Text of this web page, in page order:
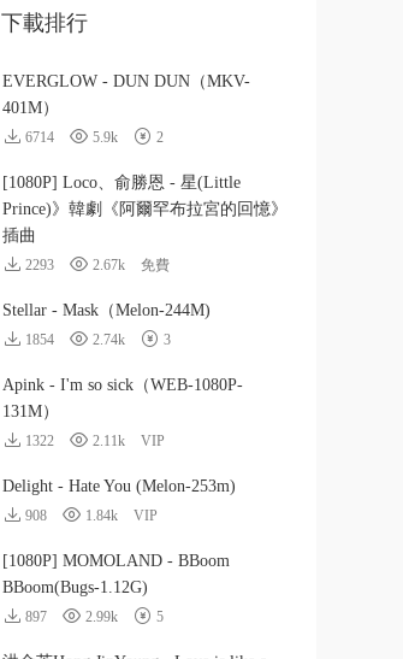
下載排行
EVERGLOW - DUN DUN（MKV-
401M）
6714 5.9k 2
[1080P] Loco、俞勝恩 - 星(Little
Prince)》韓劇《阿爾罕布拉宮的回憶》
插曲
2293 2.67k 免費
Stellar - Mask（Melon-244M)
1854 2.74k 3
Apink - I'm so sick（WEB-1080P-
131M）
1322 2.11k VIP
Delight - Hate You (Melon-253m)
908 1.84k VIP
[1080P] MOMOLAND - BBoom
BBoom(Bugs-1.12G)
897 2.99k 5